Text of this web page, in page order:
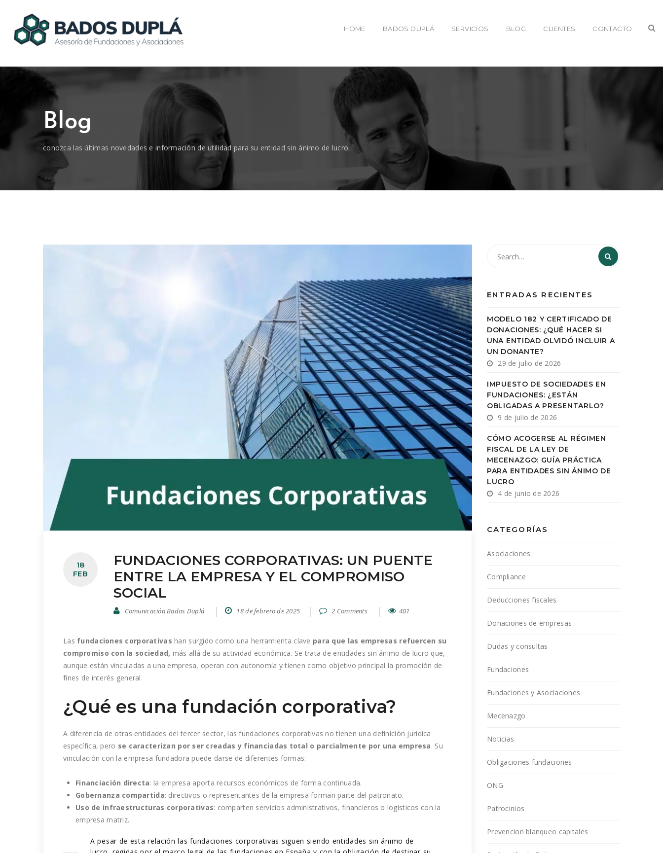
HOME BADOS DUPLÁ SERVICIOS BLOG CLIENTES CONTACTO
Blog
conozca las últimas novedades e información de utilidad para su entidad sin ánimo de lucro.
18
FEB
FUNDACIONES CORPORATIVAS: UN PUENTE
ENTRE LA EMPRESA Y EL COMPROMISO
SOCIAL
Comunicación Bados Duplá 18 de febrero de 2025 2 Comments 401
Las fundaciones corporativas han surgido como una herramienta clave para que las empresas refuercen su
compromiso con la sociedad, más allá de su actividad económica. Se trata de entidades sin ánimo de lucro que,
aunque están vinculadas a una empresa, operan con autonomía y tienen como objetivo principal la promoción de
fines de interés general.
¿Qué es una fundación corporativa?
A diferencia de otras entidades del tercer sector, las fundaciones corporativas no tienen una definición jurídica
específica, pero se caracterizan por ser creadas y financiadas total o parcialmente por una empresa. Su
vinculación con la empresa fundadora puede darse de diferentes formas:
Financiación directa: la empresa aporta recursos económicos de forma continuada.
Gobernanza compartida: directivos o representantes de la empresa forman parte del patronato.
Uso de infraestructuras corporativas: comparten servicios administrativos, financieros o logísticos con la
empresa matriz.
A pesar de esta relación las fundaciones corporativas siguen siendo entidades sin ánimo de
ENTRADAS RECIENTES
MODELO 182 Y CERTIFICADO DE
DONACIONES: ¿QUÉ HACER SI
UNA ENTIDAD OLVIDÓ INCLUIR A
UN DONANTE?
29 de julio de 2026
IMPUESTO DE SOCIEDADES EN
FUNDACIONES: ¿ESTÁN
OBLIGADAS A PRESENTARLO?
9 de julio de 2026
CÓMO ACOGERSE AL RÉGIMEN
FISCAL DE LA LEY DE
MECENAZGO: GUÍA PRÁCTICA
PARA ENTIDADES SIN ÁNIMO DE
LUCRO
4 de junio de 2026
CATEGORÍAS
Asociaciones
Compliance
Deducciones fiscales
Donaciones de empresas
Dudas y consultas
Fundaciones
Fundaciones y Asociaciones
Mecenazgo
Noticias
Obligaciones fundaciones
ONG
Patrocinios
Prevencion blanqueo capitales